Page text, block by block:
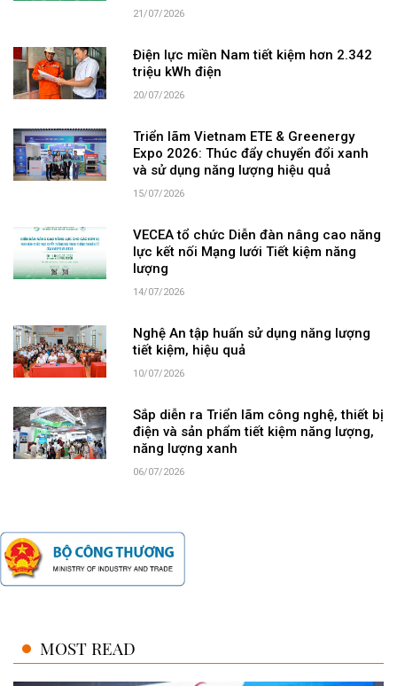
21/07/2026
Điện lực miền Nam tiết kiệm hơn 2.342
triệu kWh điện
20/07/2026
Triển lãm Vietnam ETE & Greenergy
Expo 2026: Thúc đẩy chuyển đổi xanh
và sử dụng năng lượng hiệu quả
15/07/2026
VECEA tổ chức Diễn đàn nâng cao năng
lực kết nối Mạng lưới Tiết kiệm năng
lượng
14/07/2026
Nghệ An tập huấn sử dụng năng lượng
tiết kiệm, hiệu quả
10/07/2026
Sắp diễn ra Triển lãm công nghệ, thiết bị
điện và sản phẩm tiết kiệm năng lượng,
năng lượng xanh
06/07/2026
MOST READ